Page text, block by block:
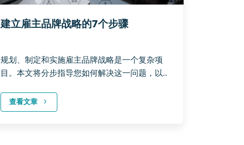
建立雇主品牌战略的7个步骤
规划、制定和实施雇主品牌战略是一个复杂项
目。本文将分步指导您如何解决这一问题，以及
哪些成熟技能可供使用。
查看文章